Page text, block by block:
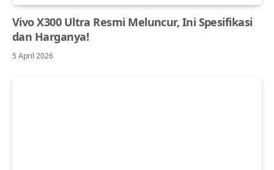
Vivo X300 Ultra Resmi Meluncur, Ini Spesifikasi
dan Harganya!
5 April 2026